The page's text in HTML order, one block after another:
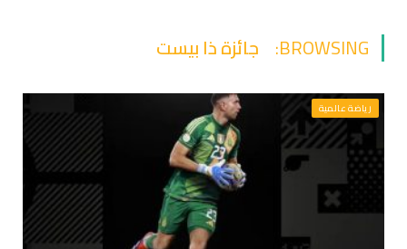
BROWSING: جائزة ذا بيست
رياضة عالمية